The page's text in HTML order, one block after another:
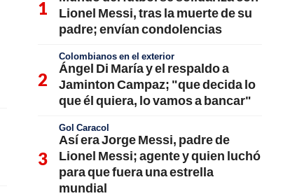
Lionel Messi, tras la muerte de su
padre; envían condolencias
Colombianos en el exterior
Ángel Di María y el respaldo a
Jaminton Campaz; "que decida lo
que él quiera, lo vamos a bancar"
Gol Caracol
Así era Jorge Messi, padre de
Lionel Messi; agente y quien luchó
para que fuera una estrella
mundial